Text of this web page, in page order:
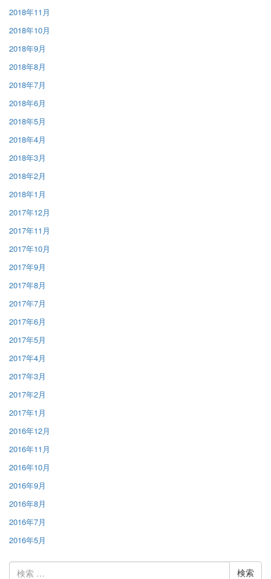
2018年11月
2018年10月
2018年9月
2018年8月
2018年7月
2018年6月
2018年5月
2018年4月
2018年3月
2018年2月
2018年1月
2017年12月
2017年11月
2017年10月
2017年9月
2017年8月
2017年7月
2017年6月
2017年5月
2017年4月
2017年3月
2017年2月
2017年1月
2016年12月
2016年11月
2016年10月
2016年9月
2016年8月
2016年7月
2016年5月